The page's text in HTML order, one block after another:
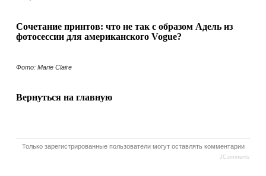
Сочетание принтов: что не так с образом Адель из
фотосессии для американского Vogue?
Фото: Marie Claire
Вернуться на главную
Только зарегистрированные пользователи могут оставлять комментарии
JComments